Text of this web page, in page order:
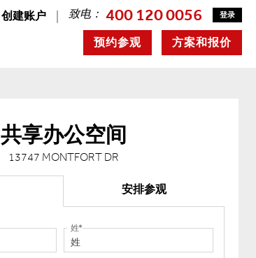
创建账户 致电： 400 120 0056 登录
方案和报价
预约参观
共享办公空间
13747 MONTFORT DR
安排参观
姓